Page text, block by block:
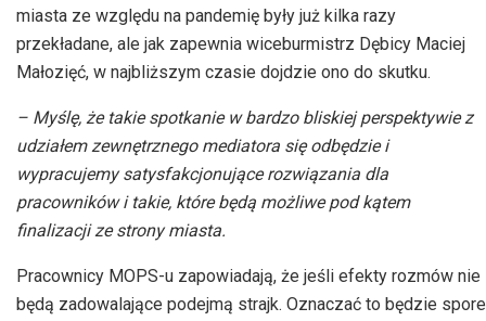
miasta ze względu na pandemię były już kilka razy
przekładane, ale jak zapewnia wiceburmistrz Dębicy Maciej
Małozięć, w najbliższym czasie dojdzie ono do skutku.
– Myślę, że takie spotkanie w bardzo bliskiej perspektywie z
udziałem zewnętrznego mediatora się odbędzie i
wypracujemy satysfakcjonujące rozwiązania dla
pracowników i takie, które będą możliwe pod kątem
finalizacji ze strony miasta.
Pracownicy MOPS-u zapowiadają, że jeśli efekty rozmów nie
będą zadowalające podejmą strajk. Oznaczać to będzie spore